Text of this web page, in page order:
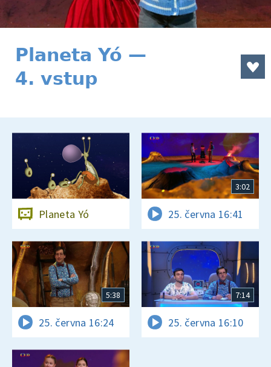
Planeta Yó —
4. vstup
Planeta Yó
3:02
25. června 16:41
5:38
25. června 16:24
7:14
25. června 16:10